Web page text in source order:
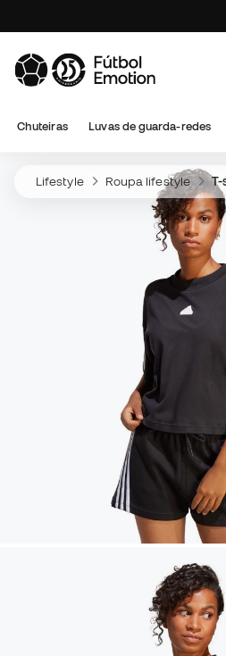
Chuteiras Luvas de guarda-redes
Lifestyle Roupa lifestyle